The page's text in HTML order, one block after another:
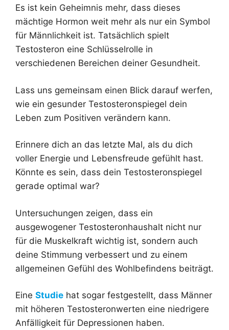
Es ist kein Geheimnis mehr, dass dieses
mächtige Hormon weit mehr als nur ein Symbol
für Männlichkeit ist. Tatsächlich spielt
Testosteron eine Schlüsselrolle in
verschiedenen Bereichen deiner Gesundheit.
Lass uns gemeinsam einen Blick darauf werfen,
wie ein gesunder Testosteronspiegel dein
Leben zum Positiven verändern kann.
Erinnere dich an das letzte Mal, als du dich
voller Energie und Lebensfreude gefühlt hast.
Könnte es sein, dass dein Testosteronspiegel
gerade optimal war?
Untersuchungen zeigen, dass ein
ausgewogener Testosteronhaushalt nicht nur
für die Muskelkraft wichtig ist, sondern auch
deine Stimmung verbessert und zu einem
allgemeinen Gefühl des Wohlbefindens beiträgt.
Eine Studie hat sogar festgestellt, dass Männer
mit höheren Testosteronwerten eine niedrigere
Anfälligkeit für Depressionen haben.